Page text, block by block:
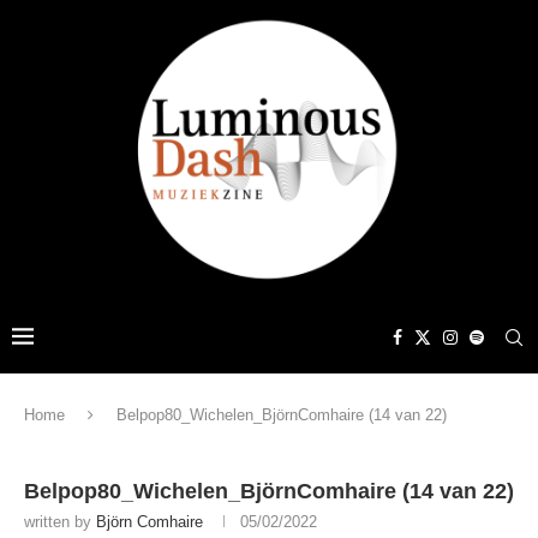
Home Belpop80_Wichelen_BjörnComhaire (14 van 22)
Belpop80_Wichelen_BjörnComhaire (14 van 22)
written by Björn Comhaire 05/02/2022